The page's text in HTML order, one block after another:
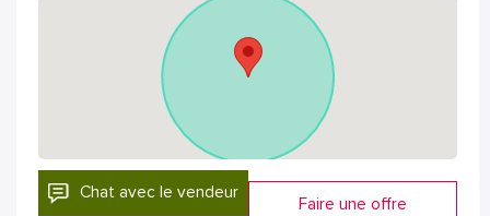
Chat avec le vendeur
Faire une offre